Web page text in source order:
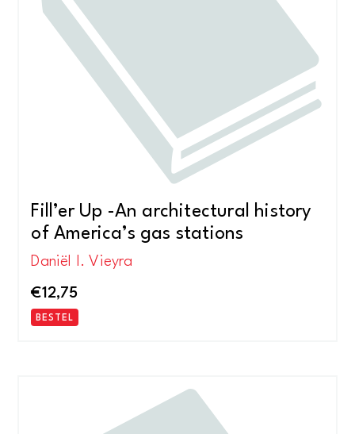
Fill’er Up -An architectural history
of America’s gas stations
Daniël I. Vieyra
€12,75
BESTEL